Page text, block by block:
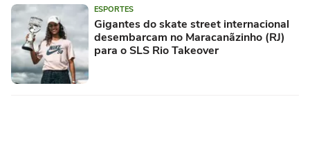
ESPORTES
Gigantes do skate street internacional
desembarcam no Maracanãzinho (RJ)
para o SLS Rio Takeover